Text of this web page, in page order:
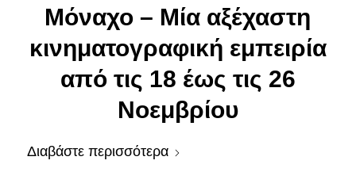
Μόναχο – Μία αξέχαστη
κινηματογραφική εμπειρία
από τις 18 έως τις 26
Νοεμβρίου
Διαβάστε περισσότερα